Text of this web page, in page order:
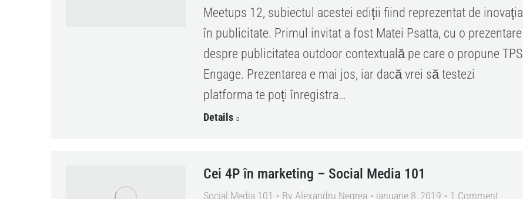
Meetups 12, subiectul acestei ediții fiind reprezentat de inovația
în publicitate. Primul invitat a fost Matei Psatta, cu o prezentare
despre publicitatea outdoor contextuală pe care o propune TPS
Engage. Prezentarea e mai jos, iar dacă vrei să testezi
platforma te poți înregistra…
Details
Cei 4P în marketing – Social Media 101
Social Media 101 By Alexandru Negrea ianuarie 8, 2019 1 Comment